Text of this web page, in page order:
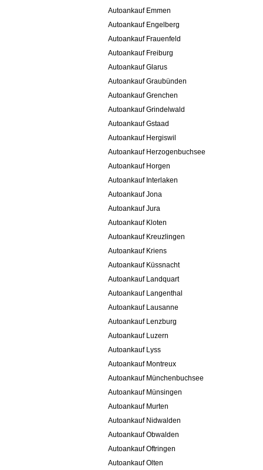
Autoankauf Emmen
Autoankauf Engelberg
Autoankauf Frauenfeld
Autoankauf Freiburg
Autoankauf Glarus
Autoankauf Graubünden
Autoankauf Grenchen
Autoankauf Grindelwald
Autoankauf Gstaad
Autoankauf Hergiswil
Autoankauf Herzogenbuchsee
Autoankauf Horgen
Autoankauf Interlaken
Autoankauf Jona
Autoankauf Jura
Autoankauf Kloten
Autoankauf Kreuzlingen
Autoankauf Kriens
Autoankauf Küssnacht
Autoankauf Landquart
Autoankauf Langenthal
Autoankauf Lausanne
Autoankauf Lenzburg
Autoankauf Luzern
Autoankauf Lyss
Autoankauf Montreux
Autoankauf Münchenbuchsee
Autoankauf Münsingen
Autoankauf Murten
Autoankauf Nidwalden
Autoankauf Obwalden
Autoankauf Oftringen
Autoankauf Olten